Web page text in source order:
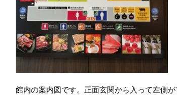
館内の案内図です。正面玄関から入って左側が